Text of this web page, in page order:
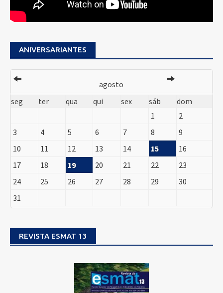
ANIVERSARIANTES
agosto
seg
ter qua qui sex sáb
dom
1
2
3
4 5 6 7 8
9
10
11 12 13 14 15
16
17
18 19 20 21 22
23
24
25 26 27 28 29
30
31
REVISTA ESMAT 13